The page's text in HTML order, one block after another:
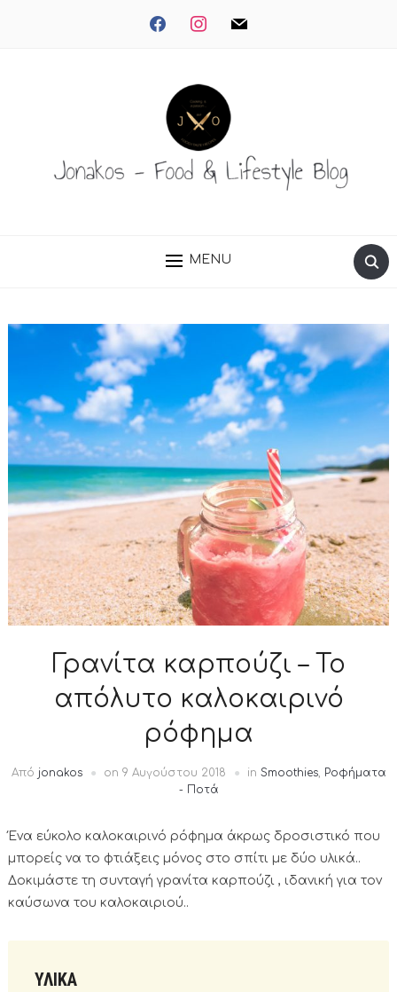
facebookinstagrammail
MENU
Γρανίτα καρπούζι – Το
απόλυτο καλοκαιρινό
ρόφημα
Από jonakos on 9 Αυγούστου 2018 in Smoothies, Ροφήματα
- Ποτά
Ένα εύκολο καλοκαιρινό ρόφημα άκρως δροσιστικό που
μπορείς να το φτιάξεις μόνος στο σπίτι με δύο υλικά..
Δοκιμάστε τη συνταγή γρανίτα καρπούζι , ιδανική για τον
καύσωνα του καλοκαιριού..
ΥΛΙΚΑ